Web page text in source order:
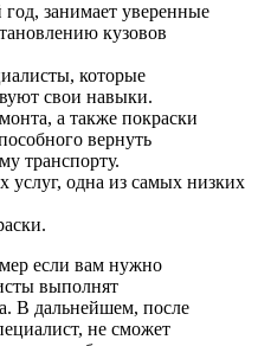
занимает уверенные
кузовов
которые
свои навыки.
а также покраски
вернуть
транспорту.
услуг, одна из самых низких
если вам нужно
выполнят
В дальнейшем, после
не сможет